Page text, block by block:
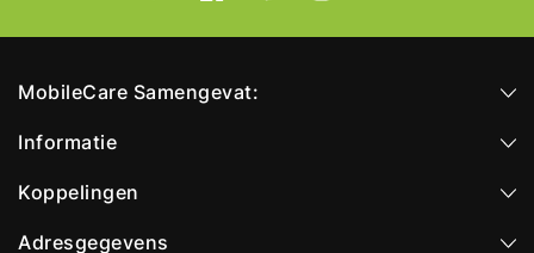
MobileCare Samengevat:
Informatie
Koppelingen
Adresgegevens